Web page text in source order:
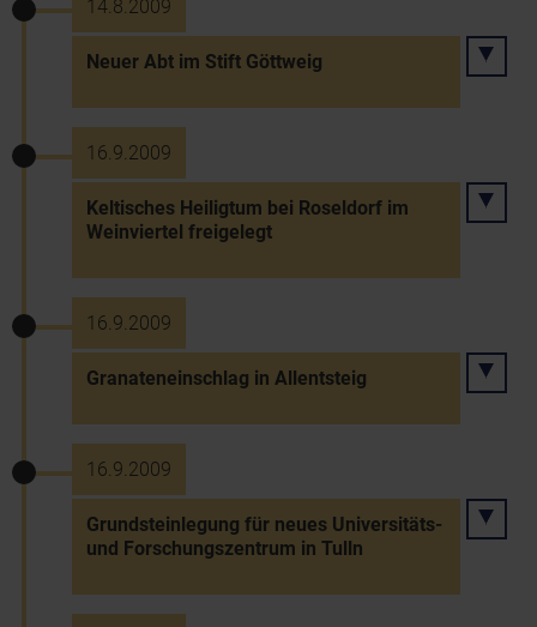
14.8.2009
Neuer Abt im Stift Göttweig
16.9.2009
Keltisches Heiligtum bei Roseldorf im
Weinviertel freigelegt
16.9.2009
Granateneinschlag in Allentsteig
16.9.2009
Grundsteinlegung für neues Universitäts-
und Forschungszentrum in Tulln